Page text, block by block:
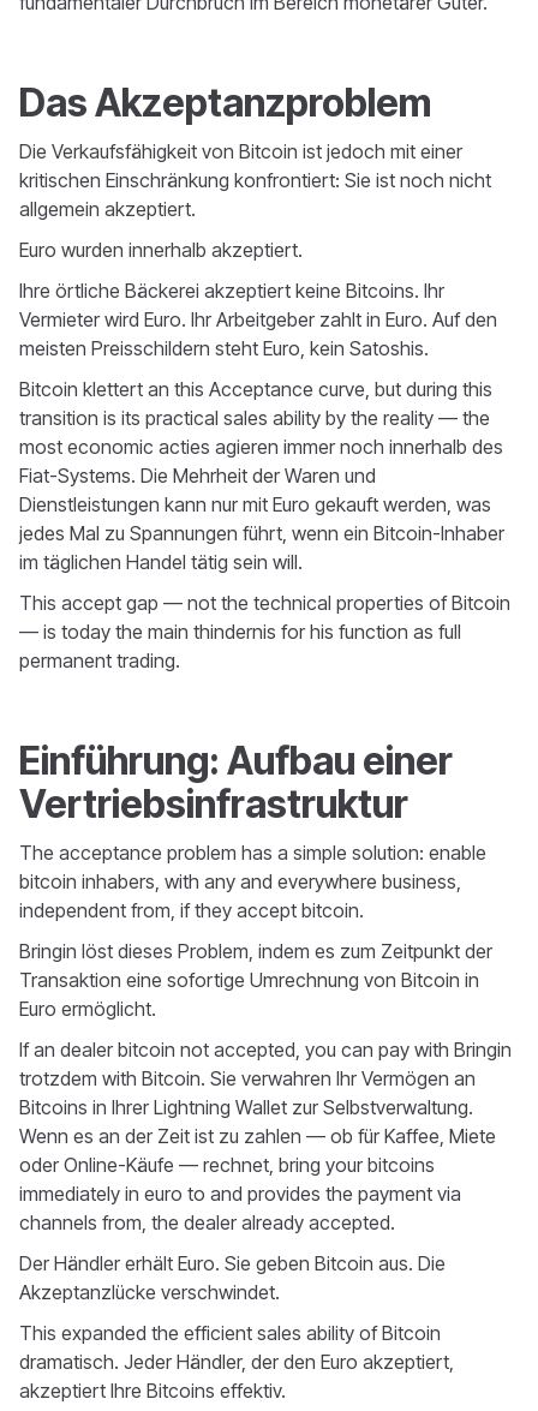
Das Akzeptanzproblem
Die Verkaufsfähigkeit von Bitcoin ist jedoch mit einer
kritischen Einschränkung konfrontiert: Sie ist noch nicht
allgemein akzeptiert.
Euro wurden innerhalb akzeptiert.
Ihre örtliche Bäckerei akzeptiert keine Bitcoins. Ihr
Vermieter wird Euro. Ihr Arbeitgeber zahlt in Euro. Auf den
meisten Preisschildern steht Euro, kein Satoshis.
Bitcoin klettert an this Acceptance curve, but during this
transition is its practical sales ability by the reality — the
most economic acties agieren immer noch innerhalb des
Fiat-Systems. Die Mehrheit der Waren und
Dienstleistungen kann nur mit Euro gekauft werden, was
jedes Mal zu Spannungen führt, wenn ein Bitcoin-Inhaber
im täglichen Handel tätig sein will.
This accept gap — not the technical properties of Bitcoin
— is today the main thindernis for his function as full
permanent trading.
Einführung: Aufbau einer
Vertriebsinfrastruktur
The acceptance problem has a simple solution: enable
bitcoin inhabers, with any and everywhere business,
independent from, if they accept bitcoin.
Bringin löst dieses Problem, indem es zum Zeitpunkt der
Transaktion eine sofortige Umrechnung von Bitcoin in
Euro ermöglicht.
If an dealer bitcoin not accepted, you can pay with Bringin
trotzdem with Bitcoin. Sie verwahren Ihr Vermögen an
Bitcoins in Ihrer Lightning Wallet zur Selbstverwaltung.
Wenn es an der Zeit ist zu zahlen — ob für Kaffee, Miete
oder Online-Käufe — rechnet, bring your bitcoins
immediately in euro to and provides the payment via
channels from, the dealer already accepted.
Der Händler erhält Euro. Sie geben Bitcoin aus. Die
Akzeptanzlücke verschwindet.
This expanded the efficient sales ability of Bitcoin
dramatisch. Jeder Händler, der den Euro akzeptiert,
akzeptiert Ihre Bitcoins effektiv.